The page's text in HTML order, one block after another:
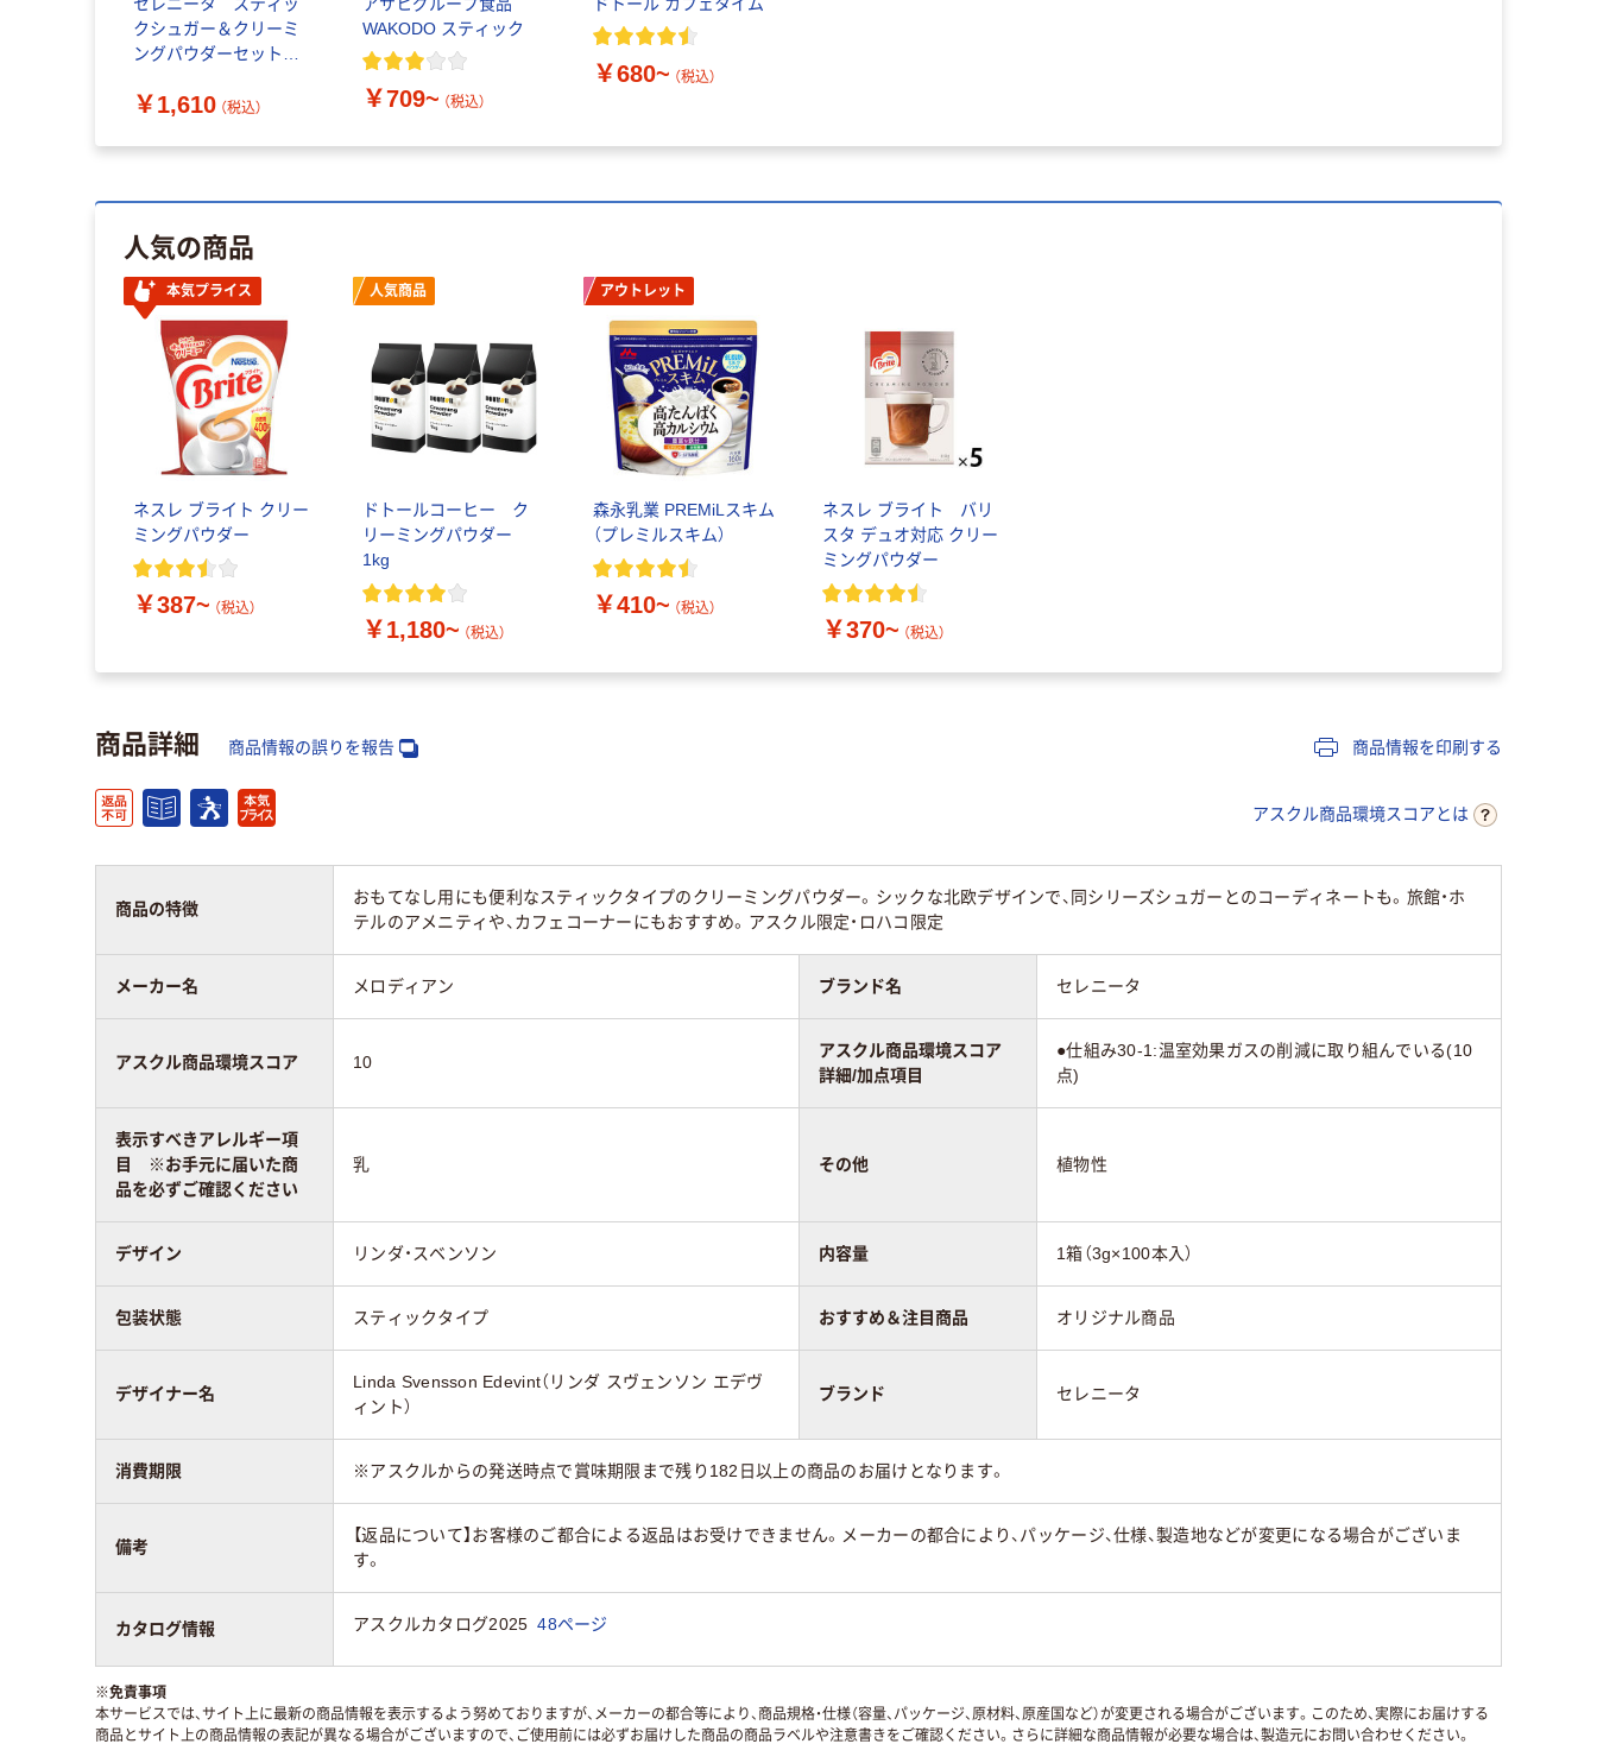
クシュガー＆クリーミ
ングパウダーセット
ジナル
￥1,610 （税込）
WAKODO スティック
￥709~ （税込）
￥680~ （税込）
人気の商品
本気プライス
ネスレ ブライト クリー
ミングパウダー
￥387~ （税込）
人気商品
ドトールコーヒー ク
リーミングパウダー
1kg
￥1,180~ （税込）
アウトレット
森永乳業 PREMiLスキム
（プレミルスキム）
￥410~ （税込）
ネスレ ブライト バリ
スタ デュオ対応 クリー
ミングパウダー
￥370~ （税込）
商品詳細 商品情報の誤りを報告 商品情報を印刷する
アスクル商品環境スコアとは
商品の特徴
おもてなし用にも便利なスティックタイプのクリーミングパウダー。シックな北欧デザインで、同シリーズシュガーとのコーディネートも。旅館・ホ
テルのアメニティや、カフェコーナーにもおすすめ。アスクル限定・ロハコ限定
メーカー名 メロディアン ブランド名 セレニータ
アスクル商品環境スコア 10
アスクル商品環境スコア
詳細/加点項目
●仕組み30-1:温室効果ガスの削減に取り組んでいる(10
点)
表示すべきアレルギー項
目 ※お手元に届いた商
品を必ずご確認ください
乳 その他 植物性
デザイン リンダ・スベンソン 内容量 1箱（3g×100本入）
包装状態 スティックタイプ おすすめ＆注目商品 オリジナル商品
デザイナー名
Linda Svensson Edevint（リンダ スヴェンソン エデヴ
ィント）
ブランド セレニータ
消費期限 ※アスクルからの発送時点で賞味期限まで残り182日以上の商品のお届けとなります。
備考
【返品について】お客様のご都合による返品はお受けできません。メーカーの都合により、パッケージ、仕様、製造地などが変更になる場合がございま
す。
カタログ情報 アスクルカタログ2025 48ページ
※免責事項
本サービスでは、サイト上に最新の商品情報を表示するよう努めておりますが、メーカーの都合等により、商品規格・仕様（容量、パッケージ、原材料、原産国など）が変更される場合がございます。このため、実際にお届けする
商品とサイト上の商品情報の表記が異なる場合がございますので、ご使用前には必ずお届けした商品の商品ラベルや注意書きをご確認ください。さらに詳細な商品情報が必要な場合は、製造元にお問い合わせください。